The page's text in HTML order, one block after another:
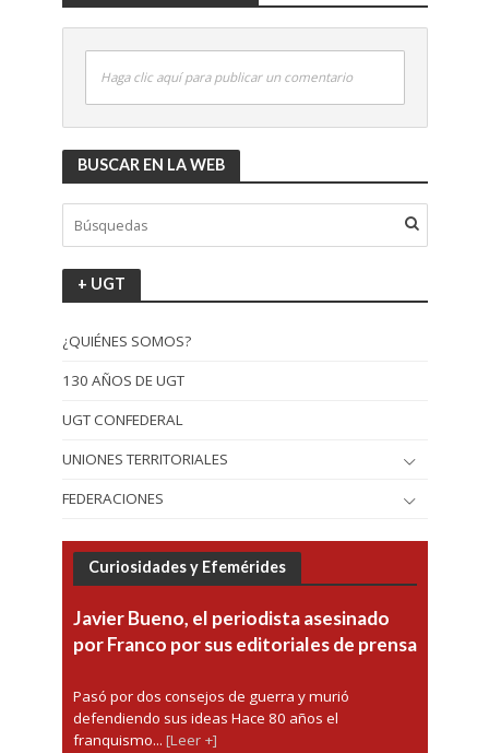
Haga clic aquí para publicar un comentario
BUSCAR EN LA WEB
+ UGT
¿QUIÉNES SOMOS?
130 AÑOS DE UGT
UGT CONFEDERAL
UNIONES TERRITORIALES
FEDERACIONES
Curiosidades y Efemérides
Javier Bueno, el periodista asesinado
por Franco por sus editoriales de prensa
Pasó por dos consejos de guerra y murió
defendiendo sus ideas Hace 80 años el
franquismo... [Leer +]